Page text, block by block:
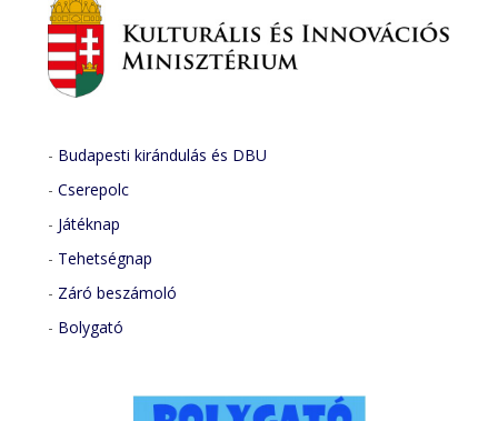
- Budapesti kirándulás és DBU
-Cserepolc
- Játéknap
- Tehetségnap
- Záró beszámoló
- Bolygató